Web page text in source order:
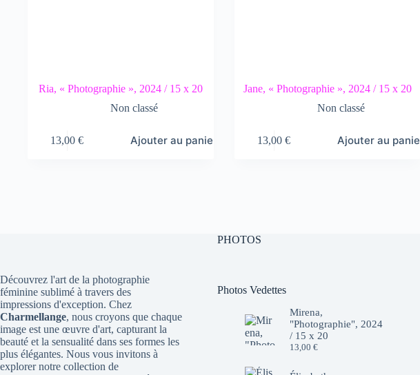
Ria, « Photographie », 2024 / 15 x 20
Non classé
13,00€ Ajouter au panier
Jane, « Photographie », 2024 / 15 x 20
Non classé
13,00€ Ajouter au panier
Découvrez l'art de la photographie
féminine sublimé à travers des
impressions d'exception. Chez
Charmellange, nous croyons que chaque
image est une œuvre d'art, capturant la
beauté et la sensualité dans ses formes les
plus élégantes. Nous vous invitons à
explorer notre collection de
PHOTOS
Photos Vedettes
Mirena,
"Photographie", 2024
/ 15 x 20
13,00 €